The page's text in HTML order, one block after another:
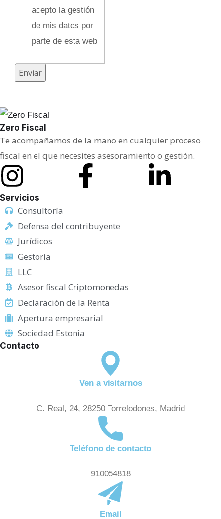
acepto la gestión
de mis datos por
parte de esta web
Enviar
Zero Fiscal
Te acompañamos de la mano en cualquier proceso
fiscal en el que necesites asesoramiento o gestión.
Servicios
Consultoría
Defensa del contribuyente
Jurídicos
Gestoría
LLC
Asesor fiscal Criptomonedas
Declaración de la Renta
Apertura empresarial
Sociedad Estonia
Contacto
Ven a visitarnos
C. Real, 24, 28250 Torrelodones, Madrid
Teléfono de contacto
910054818
Email